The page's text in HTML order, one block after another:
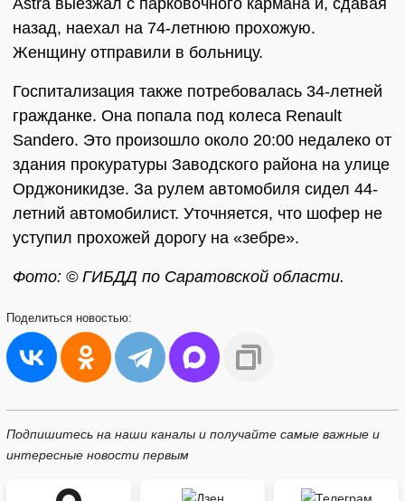
Astra выезжал с парковочного кармана и, сдавая
назад, наехал на 74-летнюю прохожую.
Женщину отправили в больницу.
Госпитализация также потребовалась 34-летней
гражданке. Она попала под колеса Renault
Sandero. Это произошло около 20:00 недалеко от
здания прокуратуры Заводского района на улице
Орджоникидзе. За рулем автомобиля сидел 44-
летний автомобилист. Уточняется, что шофер не
уступил прохожей дорогу на «зебре».
Фото: © ГИБДД по Саратовской области.
Поделиться новостью:
Подпишитесь на наши каналы и получайте самые важные и
интересные новости первым